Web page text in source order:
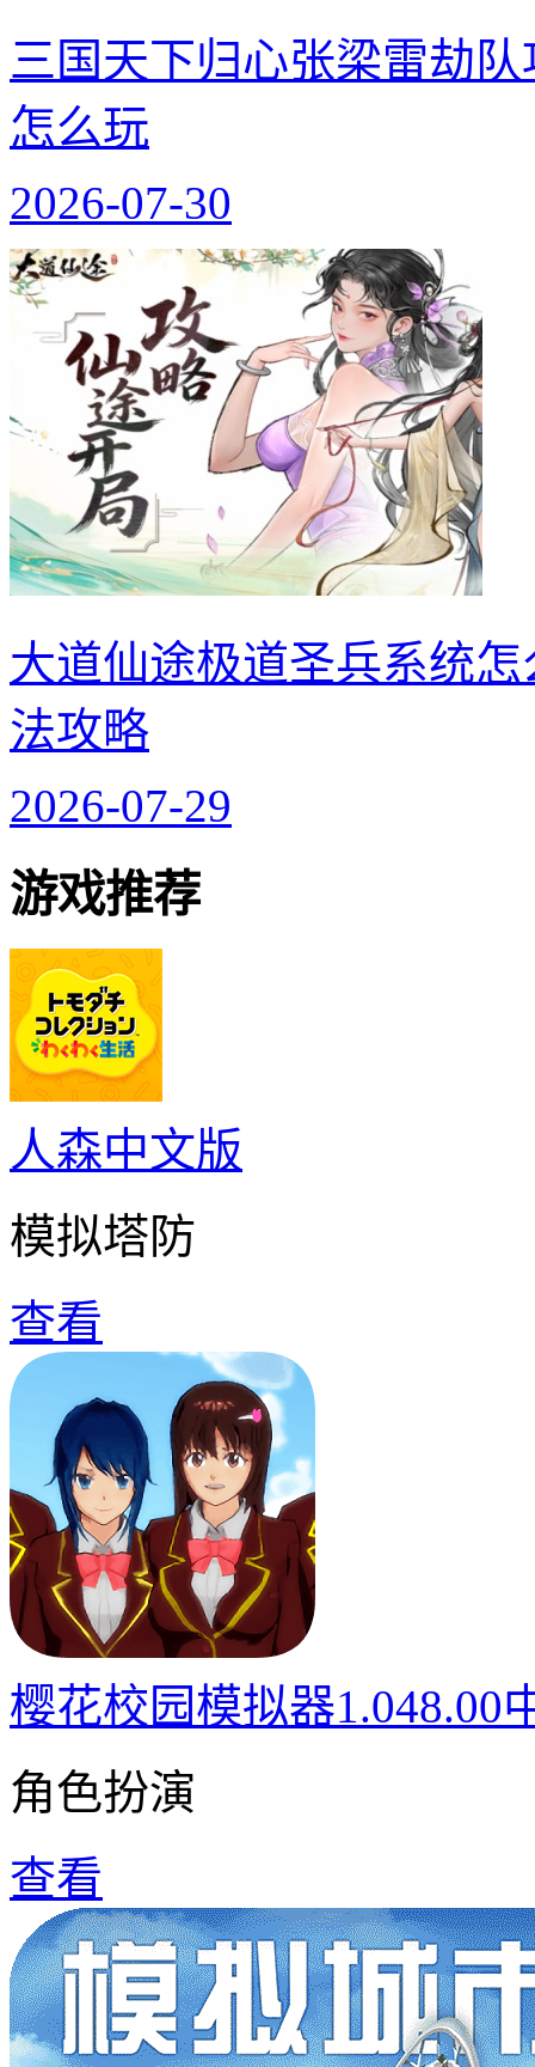
三国天下归心张梁雷劫
怎么玩
2026-07-30
大道仙途极道圣兵系统
法攻略
2026-07-29
游戏推荐
人森中文版
模拟塔防
查看
樱花校园模拟器1.048.00
角色扮演
查看